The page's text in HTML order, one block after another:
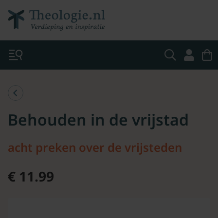
Behouden in de vrijstad
acht preken over de vrijsteden
€ 11.99